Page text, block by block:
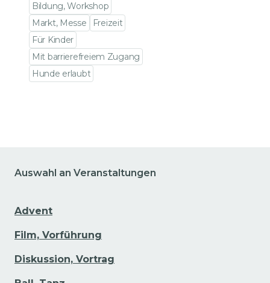
Bildung, Workshop
Markt, Messe
Freizeit
Für Kinder
Mit barrierefreiem Zugang
Hunde erlaubt
Auswahl an Veranstaltungen
Advent
Film, Vorführung
Diskussion, Vortrag